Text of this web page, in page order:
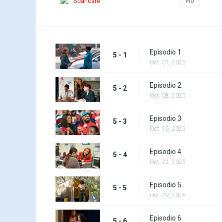
5 - 1 Episodio 1
Oct. 01, 2025
5 - 2 Episodio 2
Oct. 08, 2025
5 - 3 Episodio 3
Oct. 15, 2025
5 - 4 Episodio 4
Oct. 22, 2025
5 - 5 Episodio 5
Oct. 29, 2025
Episodio 6